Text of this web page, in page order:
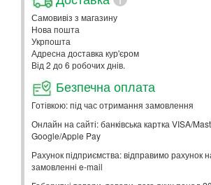
Самовивіз з магазину
Нова пошта
Укрпошта
Адресна доставка кур'єром
Від 2 до 6 робочих днів.
Безпечна оплата
Готівкою: під час отримання замовлення
Онлайн на сайті: банківська картка VISA/
Google/Apple Pay
Рахунок підприємства: відправимо рахунок
замовленні e-mail